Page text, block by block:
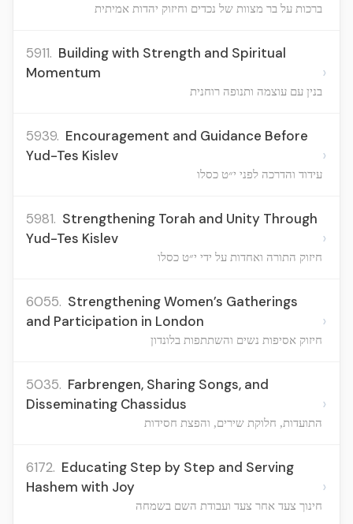
ברכות על בר מצוות של נכדים וחיזוק יהדות אמיתית
5911. Building with Strength and Spiritual
Momentum
בנין עם עוצמה ותנופה רוחנית
›
5939. Encouragement and Guidance Before
Yud-Tes Kislev
עידוד והדרכה לפני י״ט כסלו
›
5981. Strengthening Torah and Unity Through
Yud-Tes Kislev
חיזוק התורה ואחדות על ידי י״ט כסלו
›
6055. Strengthening Women’s Gatherings
and Participation in London
חיזוק אסיפות נשים והשתתפות בלונדון
›
5035. Farbrengen, Sharing Songs, and
Disseminating Chassidus
התועדות, חלוקת שירים, והפצת חסידות
›
6172. Educating Step by Step and Serving
Hashem with Joy
חינוך צעד אחר צעד ועבודת השם בשמחה
›